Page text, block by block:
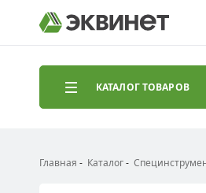
КАТАЛОГ ТОВАРОВ
Главная Каталог